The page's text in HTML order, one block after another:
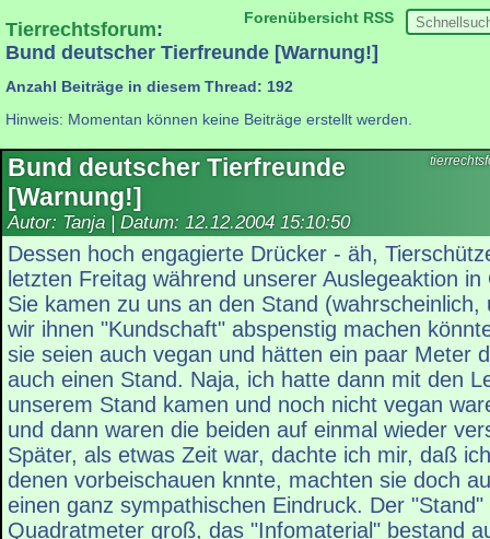
Forenübersicht RSS
Tierrechtsforum:
Bund deutscher Tierfreunde [Warnung!]
Anzahl Beiträge in diesem Thread: 192
Hinweis: Momentan können keine Beiträge erstellt werden.
Bund deutscher Tierfreunde
[Warnung!]
Autor: Tanja | Datum: 12.12.2004 15:10:50
Dessen hoch engagierte Drücker - äh,
letzten Freitag während unserer Auslegeaktion
Sie kamen zu uns an den Stand
wir ihnen "Kundschaft" abspenstig machen
sie seien auch vegan und hätten ein paar Meter
auch einen Stand. Naja, ich hatte dann mit den
unserem Stand kamen und noch nicht vegan
und dann waren die beiden auf einmal wieder
Später, als etwas Zeit war, dachte ich mir, daß
denen vorbeischauen knnte, machten sie doch
einen ganz sympathischen Eindruck. Der
Quadratmeter groß, das "Infomaterial" bestand